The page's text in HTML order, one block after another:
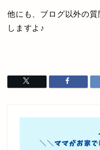
他にも、ブログ以外の質
しますよ♪